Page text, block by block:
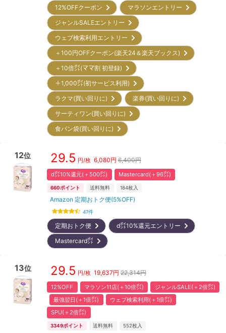
12%OFFクーポン
マラソンエントリー
ジャンルSALEエントリー
ウェブ検索利用エントリー
＋100円OFFクーポン(楽天24＆楽天ブックス)
＋10倍㌽(ママ割 初登録)
＋1,000㌽(初サービス利用)
ラクマ(買い回りに)
楽券(買い回りに)
サーティワン(買い回りに)
食パン袋(買い回りに)
12位 29.5 円/枚 6,080円 6,400円
d㌽10%還元(＋500㌽) Mastercard(＋96㌽)
660ポイント 送料無料 184枚入
Amazon 定期おトク便(5%OFF)
47件
定期おトク便
d㌽10%還元エントリー
Mastercard㌽
13位 29.5 円/枚 19,637円 22,314円
12%OFF マラソン11店(＋10倍㌽)
ジャンルSALE(＋2倍㌽)
最強翌日(＋1倍㌽)
ウェブ検索利用(＋1倍㌽)
SPU(＋2倍㌽)
3349ポイント 送料無料 552枚入